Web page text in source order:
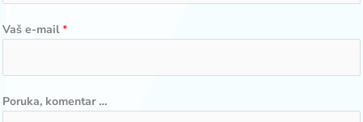
Vaš e-mail*
Poruka, komentar …